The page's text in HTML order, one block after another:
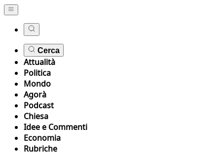
Cerca
Attualità
Politica
Mondo
Agorà
Podcast
Chiesa
Idee e Commenti
Economia
Rubriche